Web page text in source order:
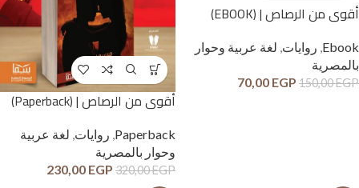
أقوى من الرصاص | (EBOOK)
Ebook روايات لغة عربية وحوار
بالمصرية
150,00EGP
70,00 EGP
أقوى من الرصاص | (Paperback)
Paperback
, روايات, لغة عربية
وحوار بالمصرية
320,00EGP
230,00 EGP